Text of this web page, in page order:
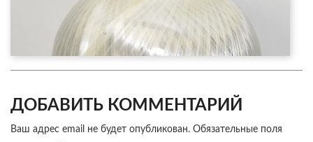
ДОБАВИТЬ КОММЕНТАРИЙ
Ваш адрес email не будет опубликован. Обязательные поля